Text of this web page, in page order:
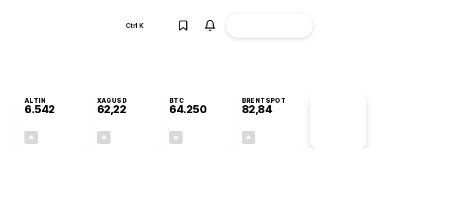
Ctrl K
ALTIN
6.542
XAGUSD
62,22
BTC
64.250
BRENTSPOT
82,84